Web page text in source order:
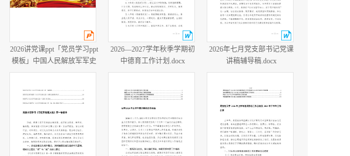
2026讲党课ppt「党员学习ppt
模板」中国人民解放军军史
建军99周年八一建军节国防
整内容】.pptx
2026—2027学年秋季学期初
中德育工作计划.docx
2026年七月党支部书记党课
讲稿辅导稿.docx